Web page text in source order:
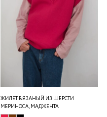
ЖИЛЕТ ВЯЗАНЫЙ ИЗ ШЕРСТИ
МЕРИНОСА, МАДЖЕНТА